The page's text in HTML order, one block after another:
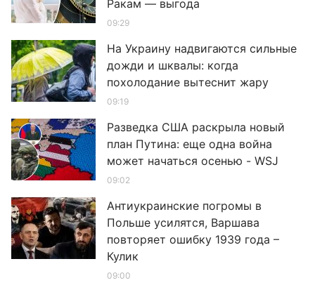
Ракам — выгода
09:29
На Украину надвигаются сильные
дожди и шквалы: когда
похолодание вытеснит жару
09:19
Разведка США раскрыла новый
план Путина: еще одна война
может начаться осенью - WSJ
09:02
Антиукраинские погромы в
Польше усилятся, Варшава
повторяет ошибку 1939 года –
Кулик
09:00